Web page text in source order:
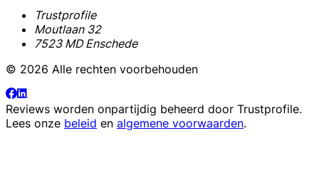
Trustprofile
Moutlaan 32
7523 MD Enschede
© 2026 Alle rechten voorbehouden
Reviews worden onpartijdig beheerd door Trustprofile.
Lees onze beleid en algemene voorwaarden.